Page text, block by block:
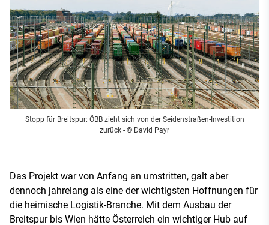
Stopp für Breitspur: ÖBB zieht sich von der Seidenstraßen-Investition
zurück - © David Payr
Das Projekt war von Anfang an umstritten, galt aber
dennoch jahrelang als eine der wichtigsten Hoffnungen für
die heimische Logistik-Branche. Mit dem Ausbau der
Breitspur bis Wien hätte Österreich ein wichtiger Hub auf